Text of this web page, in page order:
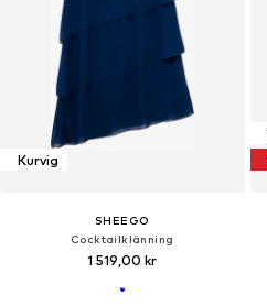
Kurvig
SHEEGO
Cocktailklänning
1 519,00 kr